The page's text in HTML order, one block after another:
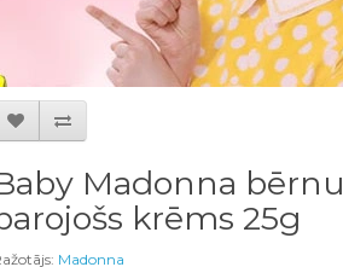
Madonna bērnu
krēms 25g
Madonna